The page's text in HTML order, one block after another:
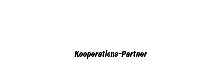
Kooperations-Partner